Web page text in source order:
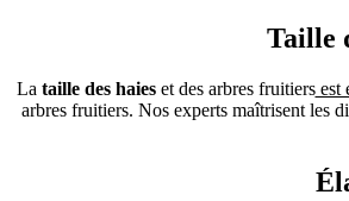
Taille
La taille des haieset des arbres fruitiersest
arbres fruitiers. Nos experts maîtrisent les